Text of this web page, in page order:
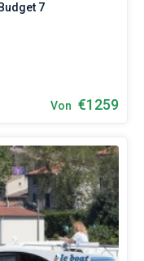
7
Von €1259